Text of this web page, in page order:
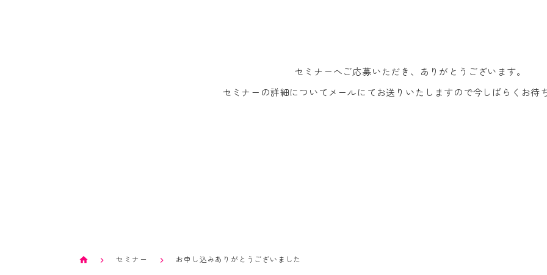
セミナーへご応募いただき、ありがとうございます。
セミナーの詳細についてメールにてお送りいたしますので今しばらくお待
セミナー お申し込みありがとうございました